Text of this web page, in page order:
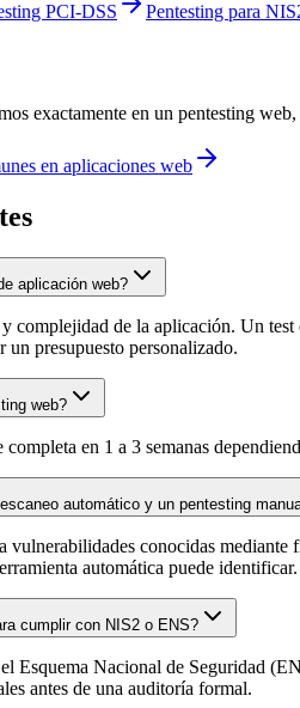
PCI-DSS Pentesting para
exactamente en un pentesting
en aplicaciones web
aplicación web?
complejidad de la aplicación. Un
presupuesto personalizado.
web?
completa en 1 a 3 semanas
automático y un pentesting
vulnerabilidades conocidas
automática puede identificar.
cumplir con NIS2 o ENS?
Esquema Nacional de Seguridad
antes de una auditoría formal.